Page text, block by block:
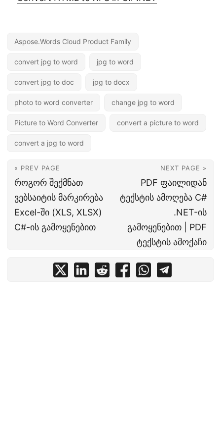
Aspose.Words Cloud Product Family
convert jpg to word jpg to word
convert jpg to doc jpg to docx
photo to word converter change jpg to word
Picture to Word Converter convert a picture to word
convert a jpg to word
« PREV PAGE
როგორ შექმნათ
ვებსაიტის მარკირება
Excel-ში (XLS, XLSX)
C#-ის გამოყენებით
NEXT PAGE »
PDF ფაილიდან
ტექსტის ამოღება C#
.NET-ის
გამოყენებით | PDF
ტექსტის ამოქაჩი